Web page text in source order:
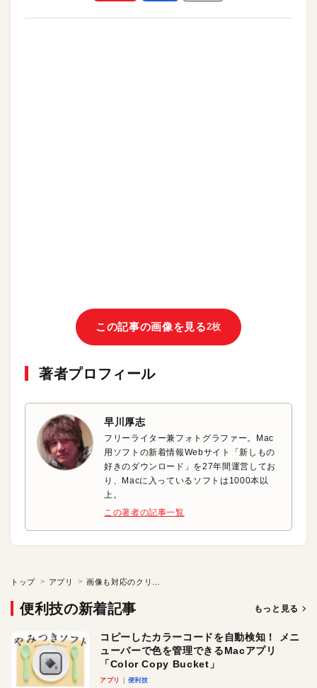
この記事の画像を見る2枚
著者プロフィール
早川厚志
フリーライター兼フォトグラファー。Mac
用ソフトの新着情報Webサイト「新しもの
好きのダウンロード」を27年間運営してお
り、Macに入っているソフトは1000本以
上。
この著者の記事一覧
トップ アプリ
便利技の新着記事 もっと見る
コピーしたカラーコードを自動検知！ メニ
ューバーで色を管理できるMacアプリ
「Color Copy Bucket」
アプリ 便利技